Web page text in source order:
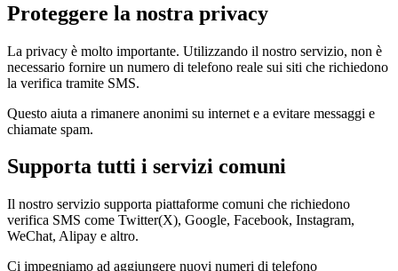
Proteggere la nostra privacy
La privacy è molto importante. Utilizzando il nostro servizio, non è
necessario fornire un numero di telefono reale sui siti che richiedono
la verifica tramite SMS.
Questo aiuta a rimanere anonimi su internet e a evitare messaggi e
chiamate spam.
Supporta tutti i servizi comuni
Il nostro servizio supporta piattaforme comuni che richiedono
verifica SMS come Twitter(X), Google, Facebook, Instagram,
WeChat, Alipay e altro.
Ci impegniamo ad aggiungere nuovi numeri di telefono